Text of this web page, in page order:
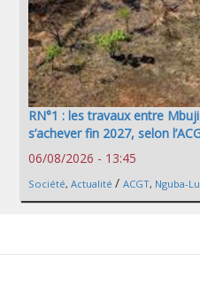
RN°1 : les travaux entre
s’achever fin 2027, selon
06/08/2026 - 13:45
Société, Actualité / ACGT, Nguba-